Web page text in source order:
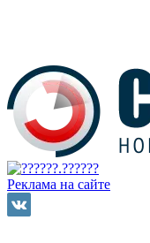
Реклама на сайте